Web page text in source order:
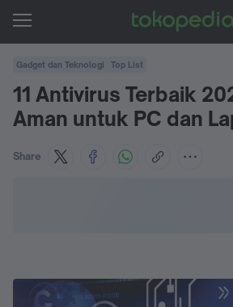
Gadget dan Teknologi Top List
11 Antivirus Terbaik
Aman untuk PC dan
Share